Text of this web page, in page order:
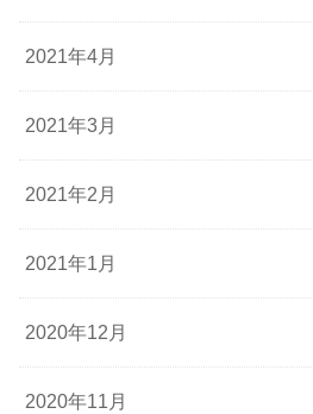
2021年4月
2021年3月
2021年2月
2021年1月
2020年12月
2020年11月